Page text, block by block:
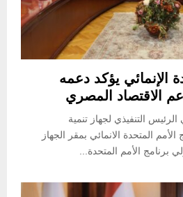
الإنمائي يؤكد دعمه
الاقتصاد المصري
التنفيذي لجهاز تنمية
المتحدة الانمائي بمقر الجهاز
الأمم المتحدة...